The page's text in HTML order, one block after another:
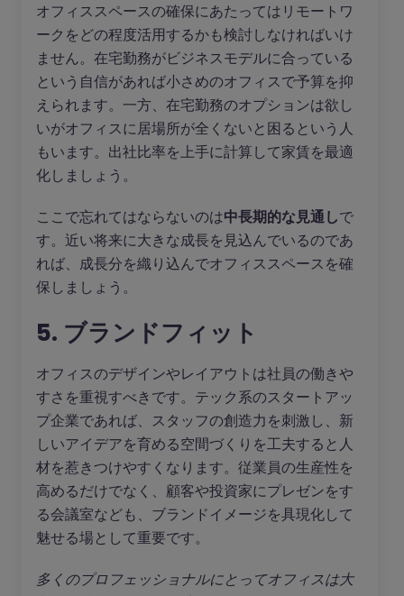
オフィススペースの確保にあたってはリモートワ
ークをどの程度活用するかも検討しなければいけ
ません。在宅勤務がビジネスモデルに合っている
という自信があれば小さめのオフィスで予算を抑
えられます。一方、在宅勤務のオプションは欲し
いがオフィスに居場所が全くないと困るという人
もいます。出社比率を上手に計算して家賃を最適
化しましょう。
ここで忘れてはならないのは中長期的な見通しで
す。近い将来に大きな成長を見込んでいるのであ
れば、成長分を織り込んでオフィススペースを確
保しましょう。
5. ブランドフィット
オフィスのデザインやレイアウトは社員の働きや
すさを重視すべきです。テック系のスタートアッ
プ企業であれば、スタッフの創造力を刺激し、新
しいアイデアを育める空間づくりを工夫すると人
材を惹きつけやすくなります。従業員の生産性を
高めるだけでなく、顧客や投資家にプレゼンをす
る会議室なども、ブランドイメージを具現化して
魅せる場として重要です。
多くのプロフェッショナルにとってオフィスは大